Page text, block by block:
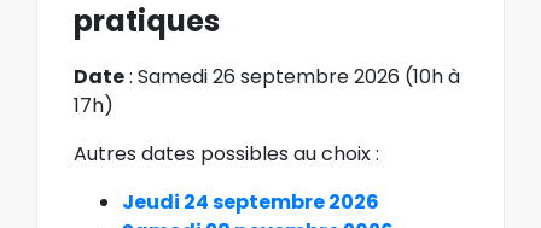
pratiques
Date: Samedi 26 septembre 2026 (10h à
17h)
Autres dates possibles au choix :
Jeudi 24 septembre 2026